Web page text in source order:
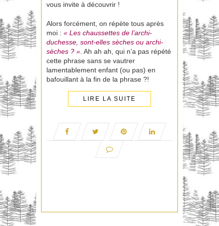
vous invite à découvrir !
Alors forcément, on répète tous après
moi : « Les chaussettes de l’archi-
duchesse, sont-elles sèches ou archi-
sèches ? ». Ah ah ah, qui n’a pas répété
cette phrase sans se vautrer
lamentablement enfant (ou pas) en
bafouillant à la fin de la phrase ?!
LIRE LA SUITE